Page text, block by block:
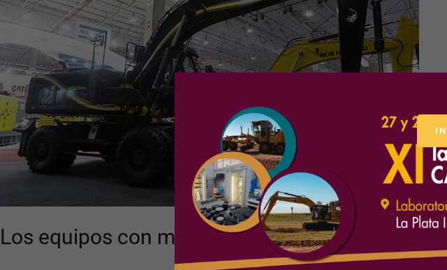
Los equipos con mayor innovación, se
innovación,
presentaron
M&T